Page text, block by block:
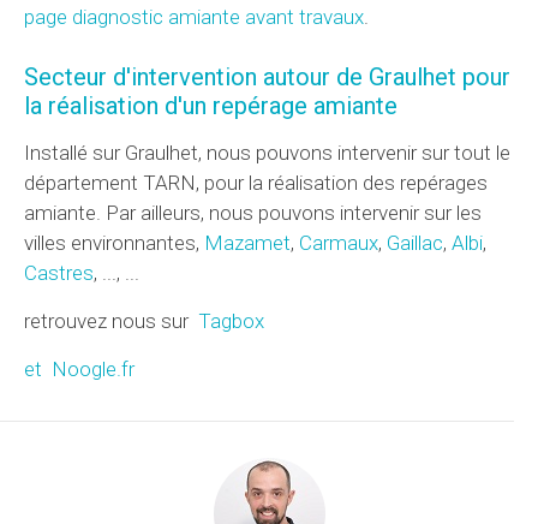
page diagnostic amiante avant travaux
Secteur d'intervention autour de Graulhet pour
la réalisation d'un repérage amiante
Installé sur Graulhet, nous pouvons intervenir sur tout le
département TARN, pour la réalisation des repérages
amiante. Par ailleurs, nous pouvons intervenir sur les
villes environnantes, Mazamet, Carmaux, Gaillac, Albi,
Castres, ..., ...
retrouvez nous sur Tagbox
et Noogle.fr